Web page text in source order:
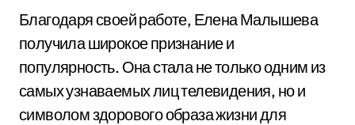
Благодаря своей работе, Елена Малышева
получила широкое признание и
популярность. Она стала не только одним из
самых узнаваемых лиц телевидения, но и
символом здорового образа жизни для